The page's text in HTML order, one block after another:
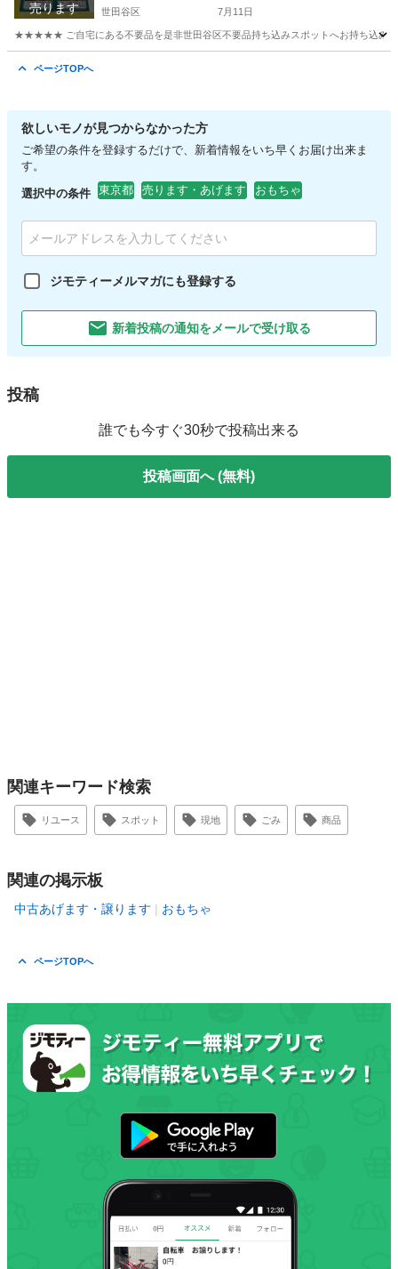
売ります 世田谷区 7月11日
★★★★★ ご自宅にある不要品を是非世田谷区不要品持ち込みスポットへお持ち込みし
ページTOPへ
欲しいモノが見つからなかった方
ご希望の条件を登録するだけで、新着情報をいち早くお届け出来ま
す。
選択中の条件 東京都 売ります・あげます おもちゃ
ジモティーメルマガにも登録する
新着投稿の通知をメールで受け取る
投稿
誰でも今すぐ30秒で投稿出来る
投稿画面へ (無料)
関連キーワード検索
リユース スポット 現地 ごみ 商品
関連の掲示板
中古あげます・譲ります おもちゃ
ページTOPへ